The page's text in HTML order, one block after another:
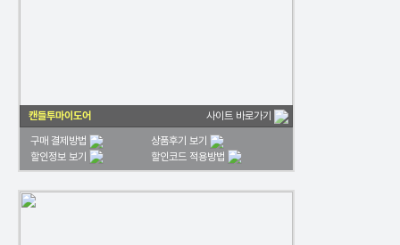
캔들투마이도어 사이트 바로가기
구매 결제방법
상품후기 보기
할인정보 보기
할인코드 적용방법